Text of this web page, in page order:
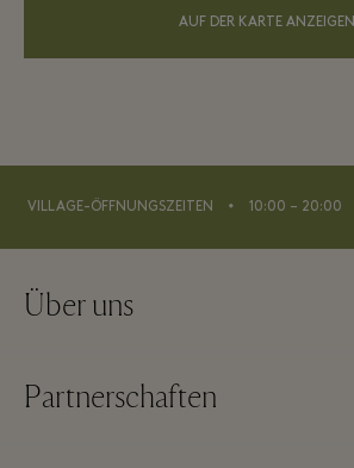
AUF DER KARTE ANZEIGEN
VILLAGE-ÖFFNUNGSZEITEN ⬩ 10:00 – 20:00
Über uns
Impressum
Partnerschaften